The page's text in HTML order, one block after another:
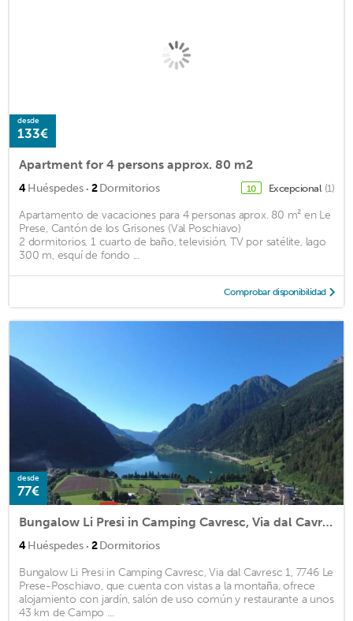
desde
133€
Apartment for 4 persons approx. 80 m2
4Huéspedes · 2Dormitorios 10 Excepcional (1)
Apartamento de vacaciones para 4 personas aprox. 80 m² en Le
Prese, Cantón de los Grisones (Val Poschiavo)
2 dormitorios, 1 cuarto de baño, televisión, TV por satélite, lago
300 m, esquí de fondo ...
Comprobar disponibilidad
desde
77€
Bungalow Li Presi in Camping Cavresc, Via dal Cavresc 1, 7746 Le Prese-Poschiavo
4Huéspedes · 2Dormitorios
Bungalow Li Presi in Camping Cavresc, Via dal Cavresc 1, 7746 Le
Prese-Poschiavo, que cuenta con vistas a la montaña, ofrece
alojamiento con jardín, salón de uso común y restaurante a unos
43 km de Campo ...